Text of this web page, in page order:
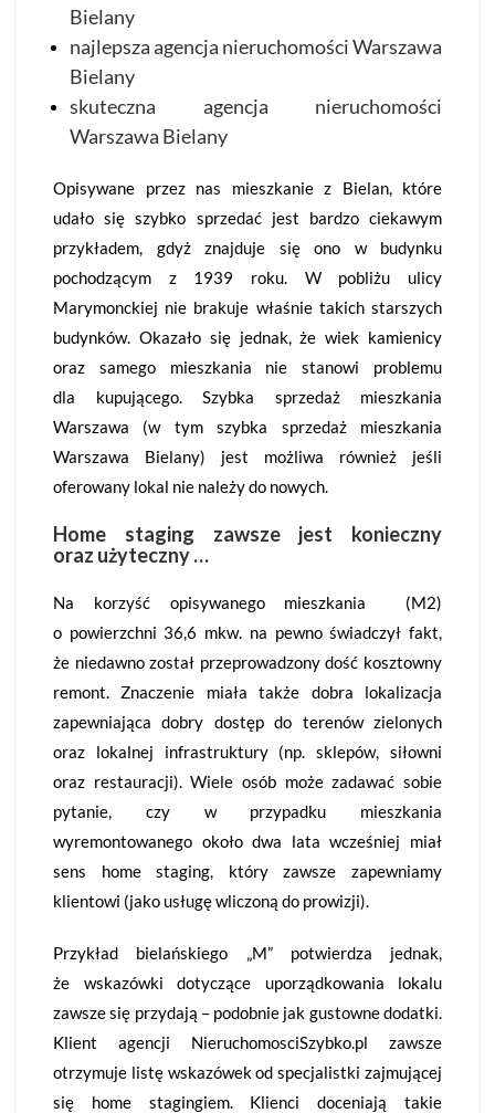
Bielany
najlepsza agencja nieruchomości Warszawa
Bielany
skuteczna agencja nieruchomości
Warszawa Bielany
Opisywane przez nas mieszkanie z Bielan, które
udało się szybko sprzedać jest bardzo ciekawym
przykładem, gdyż znajduje się ono w budynku
pochodzącym z 1939 roku. W pobliżu ulicy
Marymonckiej nie brakuje właśnie takich starszych
budynków. Okazało się jednak, że wiek kamienicy
oraz samego mieszkania nie stanowi problemu
dla kupującego. Szybka sprzedaż mieszkania
Warszawa (w tym szybka sprzedaż mieszkania
Warszawa Bielany) jest możliwa również jeśli
oferowany lokal nie należy do nowych.
Home staging zawsze jest konieczny
oraz użyteczny …
Na korzyść opisywanego mieszkania (M2)
o powierzchni 36,6 mkw. na pewno świadczył fakt,
że niedawno został przeprowadzony dość kosztowny
remont. Znaczenie miała także dobra lokalizacja
zapewniająca dobry dostęp do terenów zielonych
oraz lokalnej infrastruktury (np. sklepów, siłowni
oraz restauracji). Wiele osób może zadawać sobie
pytanie, czy w przypadku mieszkania
wyremontowanego około dwa lata wcześniej miał
sens home staging, który zawsze zapewniamy
klientowi (jako usługę wliczoną do prowizji).
Przykład bielańskiego „M” potwierdza jednak,
że wskazówki dotyczące uporządkowania lokalu
zawsze się przydają – podobnie jak gustowne dodatki.
Klient agencji NieruchomosciSzybko.pl zawsze
otrzymuje listę wskazówek od specjalistki zajmującej
się home stagingiem. Klienci doceniają takie